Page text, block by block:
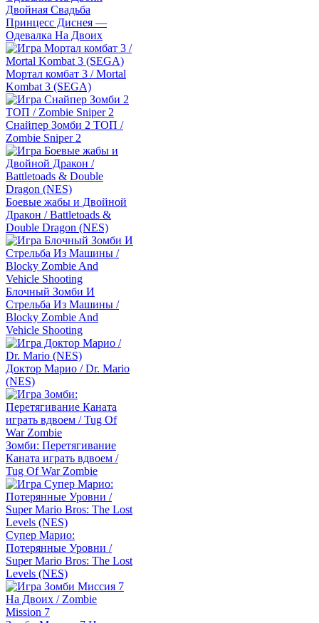
Двойная Свадьба
Принцесс Диснея —
Одевалка На Двоих
Мортал комбат 3 / Mortal
Kombat 3 (SEGA)
Снайпер Зомби 2 ТОП /
Zombie Sniper 2
Боевые жабы и Двойной
Дракон / Battletoads &
Double Dragon (NES)
Блочный Зомби И
Стрельба Из Машины /
Blocky Zombie And
Vehicle Shooting
Доктор Марио / Dr. Mario
(NES)
Зомби: Перетягивание
Каната играть вдвоем /
Tug Of War Zombie
Супер Марио:
Потерянные Уровни /
Super Mario Bros: The Lost
Levels (NES)